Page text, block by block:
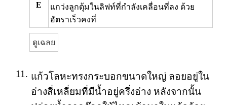
E
แกว่งลูกตุ้มในลิฟท์ที่กำลังเคลื่อนที่ลง ด้วย
อัตราเร็วคงที่
ดูเฉลย
11. แก้วโลหะทรงกระบอกขนาดใหญ่ ลอยอยู่ใน
อ่างสี่เหลี่ยมที่มีน้ำอยู่ครึ่งอ่าง หลังจากนั้น